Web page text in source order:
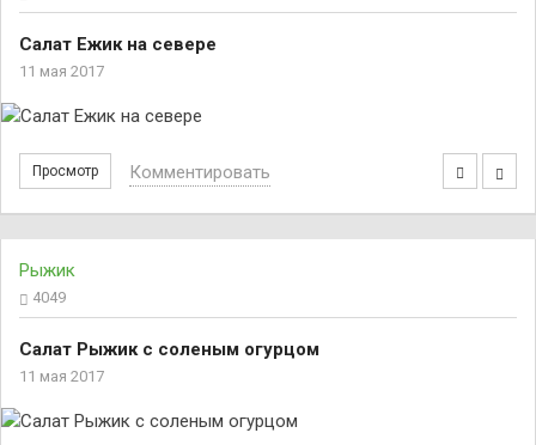
Салат Ежик на севере
11 мая 2017
Просмотр Комментировать
Рыжик
4049
Салат Рыжик с соленым огурцом
11 мая 2017